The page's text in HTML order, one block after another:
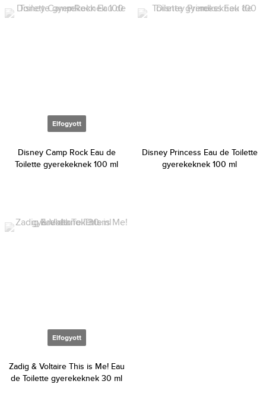
Elfogyott
Disney Camp Rock Eau de
Toilette gyerekeknek 100 ml
Disney Princess Eau de Toilette
gyerekeknek 100 ml
Elfogyott
Zadig & Voltaire This is Me! Eau
de Toilette gyerekeknek 30 ml